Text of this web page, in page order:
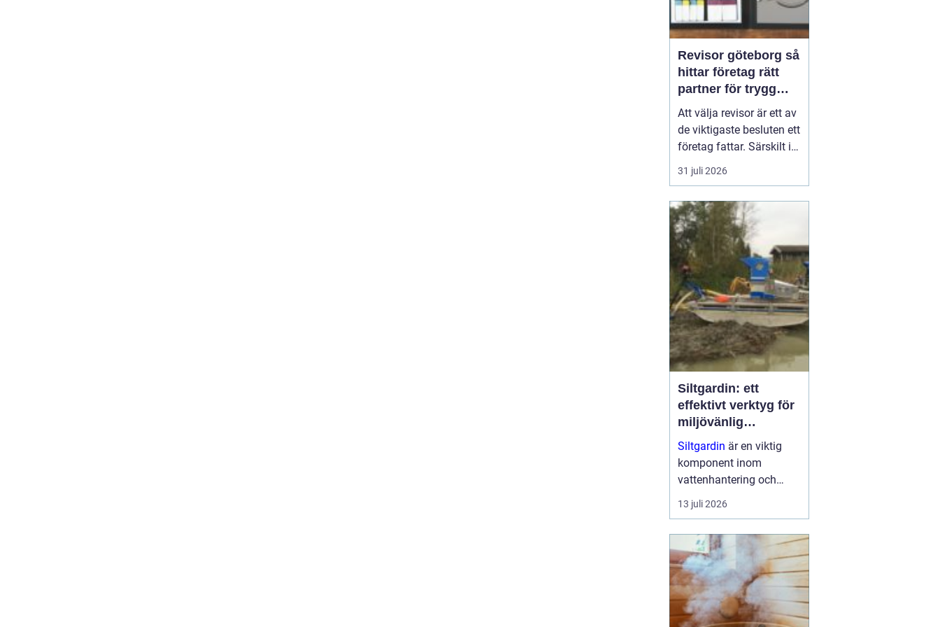
Revisor göteborg så
hittar företag rätt
partner för trygg
tillväxt
Att välja revisor är ett av
de viktigaste besluten ett
företag fattar. Särskilt i
en företagsintensiv stad
som Göteborg, där allt
bolag till internationella
koncerner verkar sida vid
sida. En bra revisor gör
mer än att granska s...
31 juli 2026
Siltgardin: ett
effektivt verktyg för
miljövänlig
vattenhantering
Siltgardin är en viktig
komponent inom
vattenhantering och
miljöskydd, särskilt i
verksamheter som
sjögrävning. Dessa
barriärer hjälper till att
minska grumling och
sp...
13 juli 2026